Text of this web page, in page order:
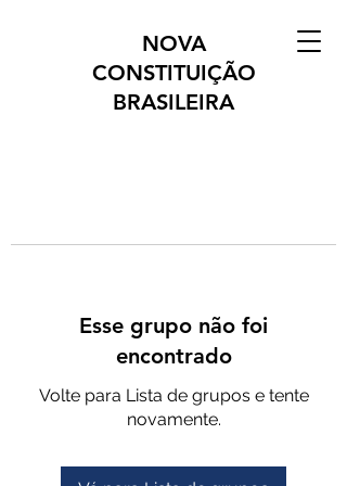
NOVA
CONSTITUIÇÃO
BRASILEIRA
Esse grupo não foi
encontrado
Volte para Lista de grupos e tente
novamente.